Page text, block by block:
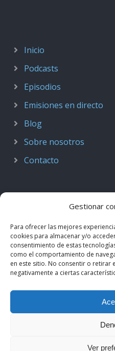
Gestionar
Para ofrecer las mejores
cookies para almacenar y/o
consentimiento de estas
como el comportamiento de
en este sitio. No consentir o retirar
negativamente a ciertas
Ver
Inicio
Podcasts
Episodios
Emisiones en directo
Blog
Sobre nosotros
Contacto
Podcast de
.
autores originales y se